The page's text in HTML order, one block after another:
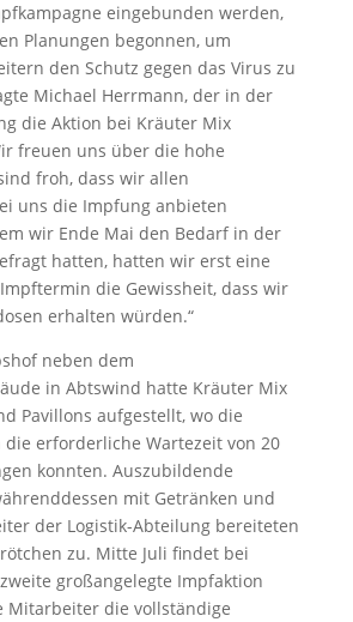
eingebunden werden,
Planungen begonnen, um
den Schutz gegen das Virus zu
Michael Herrmann, der in der
die Aktion bei Kräuter Mix
freuen uns über die hohe
froh, dass wir allen
uns die Impfung anbieten
wir Ende Mai den Bedarf in der
hatten, hatten wir erst eine
die Gewissheit, dass wir
erhalten würden.“
neben dem
in Abtswind hatte Kräuter Mix
Pavillons aufgestellt, wo die
die erforderliche Wartezeit von 20
konnten. Auszubildende
mit Getränken und
der Logistik-Abteilung bereiteten
zu. Mitte Juli findet bei
großangelegte Impfaktion
Mitarbeiter die vollständige